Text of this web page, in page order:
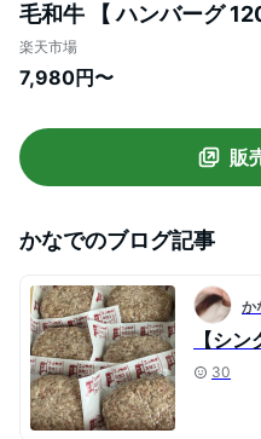
毛和牛 【 ハンバーグ
食肉産業 がばいばーぐ
冷凍 国産 お取り寄せ 冷
贈答用 内祝い お祝い
中元 ギフト
楽天市場
7,980円〜
販
かなでのブログ記事
か
【シ
30